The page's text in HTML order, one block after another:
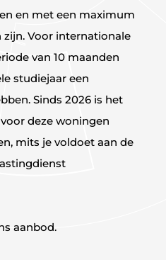
en met een maximum
Voor internationale
van 10 maanden
studiejaar een
Sinds 2026 is het
deze woningen
mits je voldoet aan de
aanbod.